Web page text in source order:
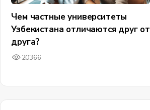
Чем частные университеты
Узбекистана отличаются друг от
друга?
20366